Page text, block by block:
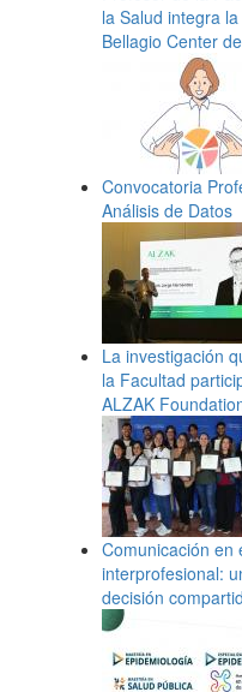
la Salud integra
Bellagio Center
Convocatoria
Análisis de Datos
La investigación
la Facultad
ALZAK
Comunicación en
interprofesional:
decisión